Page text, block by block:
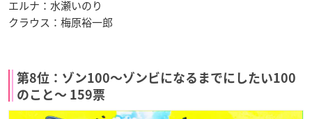
エルナ：水瀬いのり
クラウス：梅原裕一郎
第8位：ゾン100〜ゾンビになるまでにしたい100
のこと〜 159票